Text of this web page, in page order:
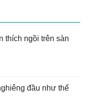
thích ngồi trên sàn
đầu như thế